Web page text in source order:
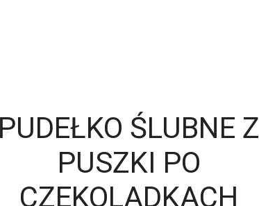
PUDEŁKO ŚLUBNE Z
PUSZKI PO
CZEKOLADKACH